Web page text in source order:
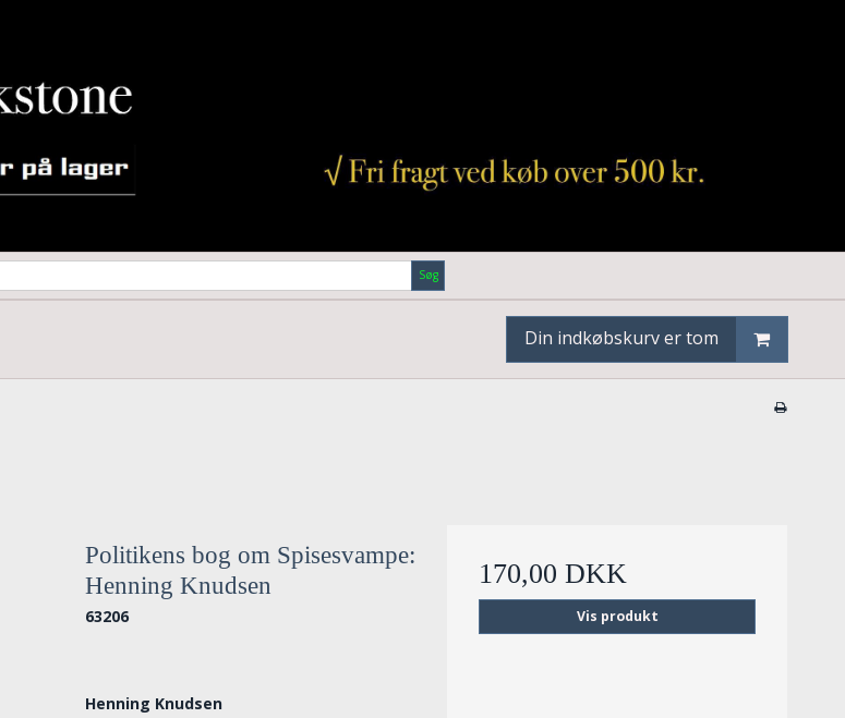
Søg
Din indkøbskurv er tom
Politikens bog om Spisesvampe:
Henning Knudsen
63206
Henning Knudsen
170,00 DKK
Vis produkt